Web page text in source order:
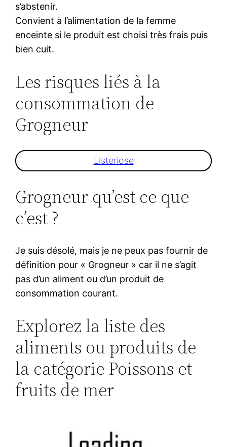
s’abstenir.
Convient à l’alimentation de la femme
enceinte si le produit est choisi très frais puis
bien cuit.
Les risques liés à la
consommation de
Grogneur
Listeriose
Grogneur qu’est ce que
c’est ?
Je suis désolé, mais je ne peux pas fournir de
définition pour « Grogneur » car il ne s’agit
pas d’un aliment ou d’un produit de
consommation courant.
Explorez la liste des
aliments ou produits de
la catégorie Poissons et
fruits de mer